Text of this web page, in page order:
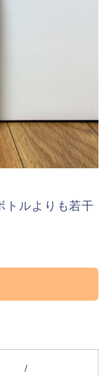
トルよりも若干
/